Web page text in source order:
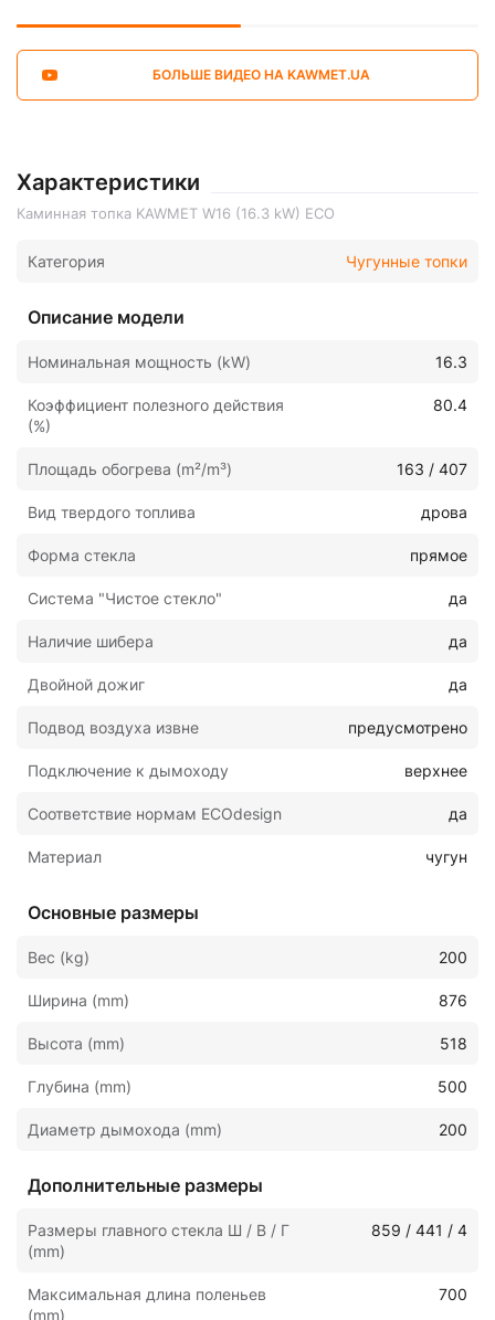
БОЛЬШЕ ВИДЕО НА KAWMET.UA
Характеристики
Каминная топка KAWMET W16 (16.3 kW) ECO
Категория Чугунные топки
Описание модели
Номинальная мощность (kW) 16.3
Коэффициент полезного действия
(%)
80.4
Площадь обогрева (m²/m³) 163 / 407
Вид твердого топлива дрова
Форма стекла прямое
Система "Чистое стекло" да
Наличие шибера да
Двойной дожиг да
Подвод воздуха извне предусмотрено
Подключение к дымоходу верхнее
Соответствие нормам ECOdesign да
Материал чугун
Основные размеры
Вес (kg) 200
Ширина (mm) 876
Высота (mm) 518
Глубина (mm) 500
Диаметр дымохода (mm) 200
Дополнительные размеры
Размеры главного стекла Ш / В / Г
(mm)
859 / 441 / 4
Максимальная длина поленьев
(mm)
700